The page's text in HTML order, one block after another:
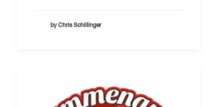
by Chris Schillinger